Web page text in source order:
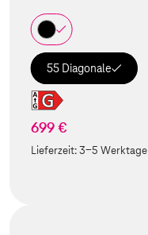
55 Diagonale
699 €
Lieferzeit:3-5 Werktage